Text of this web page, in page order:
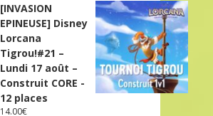
[INVASION
EPINEUSE] Disney
Lorcana
Tigrou!#21 –
Lundi 17 août –
Construit CORE -
12 places
14.00€